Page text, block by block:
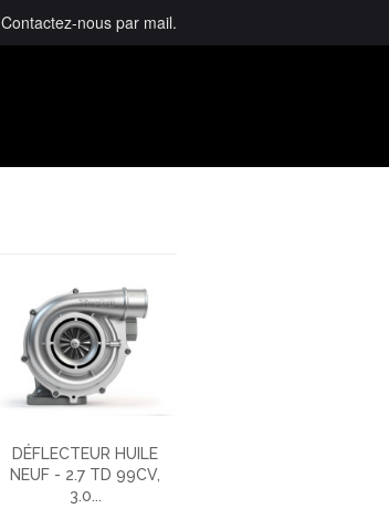
Contactez-nous par mail.
DÉFLECTEUR HUILE
NEUF - 2.7 TD 99CV,
3.0...